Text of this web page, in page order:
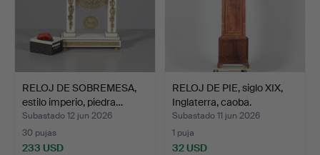
RELOJ DE SOBREMESA,
estilo imperio, piedra…
Subastado 12 jun 2026
30 pujas
233 USD
RELOJ DE PIE, siglo XIX,
Inglaterra, caoba.
Subastado 11 jun 2026
1 puja
32 USD